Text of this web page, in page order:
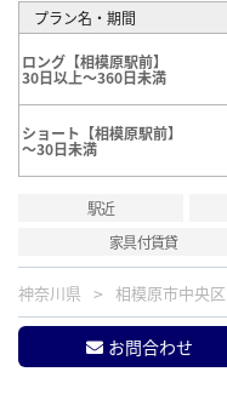
プラン名・期間
ロング【相模原駅前】
30日以上～360日未満
ショート【相模原駅前】
～30日未満
駅近
家具付賃貸
神奈川県 相模原市中央区
お問合わせ